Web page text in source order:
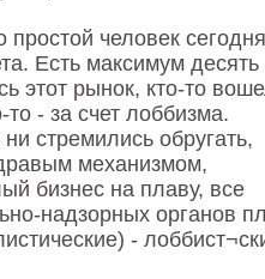
простой человек
Есть максимум десять
этот рынок, кто-то
- за счет лоббизма.
стремились обругать,
механизмом,
бизнес на плаву, все
надзорных органов
-